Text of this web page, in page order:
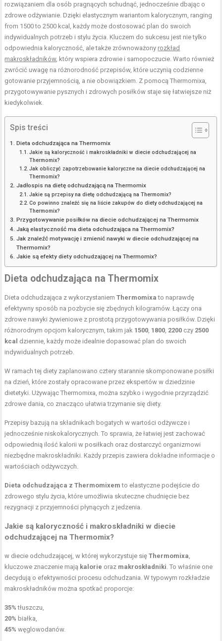
rozwiązaniem dla osób pragnących schudnąć, jednocześnie dbając o
zdrowe odżywianie. Dzięki elastycznym wariantom kalorycznym, ranging
from 1500 to 2500 kcal, każdy może dostosować plan do swoich
indywidualnych potrzeb i stylu życia. Kluczem do sukcesu jest nie tylko
odpowiednia kaloryczność, ale także zrównoważony rozkład
makroskładników, który wspiera zdrowie i samopoczucie. Warto również
zwrócić uwagę na różnorodność przepisów, które uczynią codzienne
gotowanie przyjemnością, a nie obowiązkiem. Z pomocą Thermomixa,
przygotowywanie pysznych i zdrowych posiłków staje się łatwiejsze niż
kiedykolwiek.
Spis treści
Dieta odchudzająca na Thermomix
Jakie są kaloryczność i makroskładniki w diecie odchudzającej na
Thermomix?
Jak obliczyć zapotrzebowanie kaloryczne na diecie odchudzającej na
Thermomix?
Jadłospis na dietę odchudzającą na Thermomix
Jakie są przepisy na dietę odchudzającą na Thermomix?
Co powinno znaleźć się na liście zakupów do diety odchudzającej na
Thermomix?
Przygotowywanie posiłków na diecie odchudzającej na Thermomix
Jaką elastyczność ma dieta odchudzająca na Thermomix?
Jak znaleźć motywację i zmienić nawyki w diecie odchudzającej na
Thermomix?
Jakie są efekty diety odchudzającej na Thermomix?
Dieta odchudzająca na Thermomix
Dieta odchudzająca z wykorzystaniemThermomixa to naprawdę
efektywny sposób na pozbycie się zbędnych kilogramów. Łączy ona
zdrowe nawyki żywieniowe z prostotą przygotowywania posiłków. Dzięki
różnorodnym opcjom kalorycznym, takim jak 1500, 1800, 2200 czy 2500
kcal dziennie, każdy może idealnie dopasować plan do swoich
indywidualnych potrzeb.
W ramach tej diety zaplanowano cztery starannie skomponowane posiłki
na dzień, które zostały opracowane przez ekspertów w dziedzinie
dietetyki. Używając Thermomixa, można szybko i wygodnie przyrządzić
zdrowe dania, co znacząco ułatwia trzymanie się diety.
Przepisy bazują na składnikach bogatych w wartości odżywcze i
jednocześnie niskokalorycznych. To sprawia, że łatwiej jest zachować
odpowiednią ilość kalorii w posiłkach oraz dostarczyć organizmowi
niezbędne makroskładniki. Każdy przepis zawiera dokładne informacje o
wartościach odżywczych.
Dieta odchudzająca z Thermomixem to elastyczne podejście do
zdrowego stylu życia, które umożliwia skuteczne chudnięcie bez
rezygnacji z przyjemności płynących z jedzenia.
Jakie są kaloryczność i makroskładniki w diecie
odchudzającej na Thermomix?
w diecie odchudzającej, w której wykorzystuje sięThermomixa,
kluczowe znaczenie mają kalorie oraz makroskładniki. To właśnie one
decydują o efektywności procesu odchudzania. W typowym rozkładzie
makroskładników można spotkać proporcje:
35% tłuszczu,
20% białka,
45% węglowodanów.